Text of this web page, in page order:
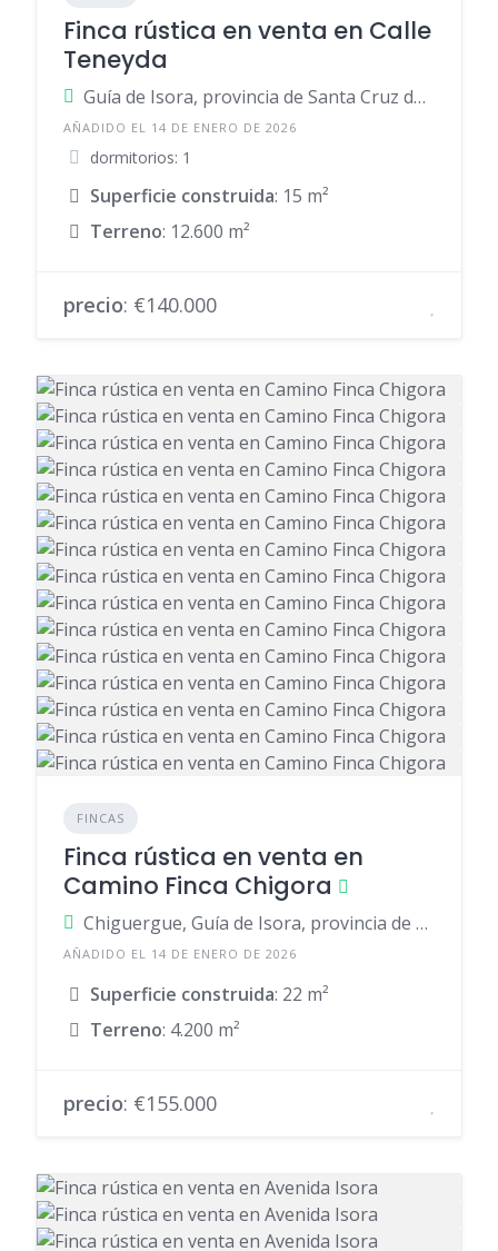
Finca rústica en venta en Calle
Teneyda
Guía de Isora, provincia de Santa Cruz de Tenerife, provincia de Santa Cruz de Tenerife, España
AÑADIDO EL 14 DE ENERO DE 2026
dormitorios: 1
Superficie construida: 15 m²
Terreno: 12.600 m²
precio: €140.000
FINCAS
Finca rústica en venta en
Camino Finca Chigora
Chiguergue, Guía de Isora, provincia de Santa Cruz de Tenerife, España
AÑADIDO EL 14 DE ENERO DE 2026
Superficie construida: 22 m²
Terreno: 4.200 m²
precio: €155.000